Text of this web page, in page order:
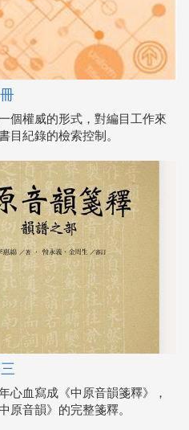
個權威的形式，對編目工作來
目紀錄的檢索控制。
心血寫成《中原音韻箋釋》，
原音韻》的完整箋釋。